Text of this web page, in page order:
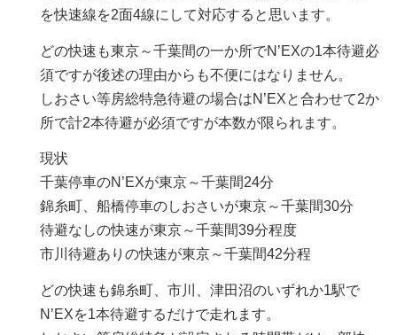
を快速線を2面4線にして対応すると思います。
どの快速も東京～千葉間の一か所でN’EXの1本待避必
須ですが後述の理由からも不便にはなりません。
しおさい等房総特急待避の場合はN’EXと合わせて2か
所で計2本待避が必須ですが本数が限られます。
現状
千葉停車のN’EXが東京～千葉間24分
錦糸町、船橋停車のしおさいが東京～千葉間30分
待避なしの快速が東京～千葉間39分程度
市川待避ありの快速が東京～千葉間42分程
どの快速も錦糸町、市川、津田沼のいずれか1駅で
N’EXを1本待避するだけで走れます。